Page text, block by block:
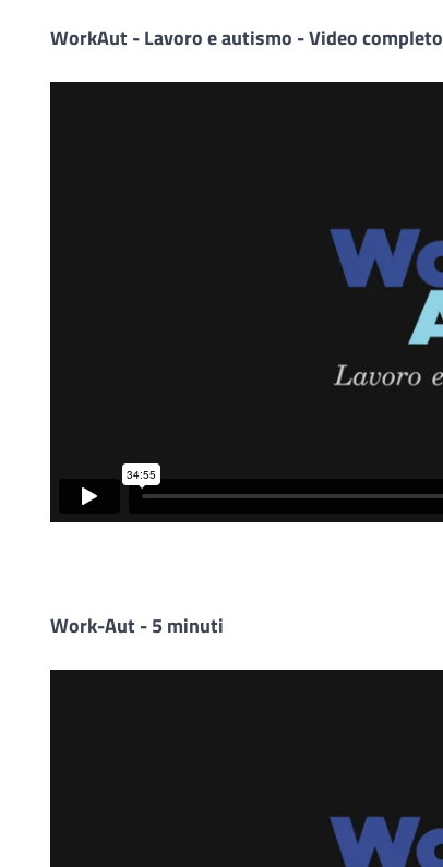
WorkAut - Lavoro e autismo - Video completo
Work-Aut - 5 minuti